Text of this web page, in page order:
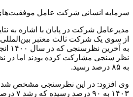
سرمایه انسانی شرکت عامل
مدیرعامل شرکت در پایان با اشاره به
از سوی یک شرکت ثالث معتبر
نظر سنجی مشارکت کرده بودند اما در
به ۸۵ درصد رسید.
وی افزود: در این نظرسنجی مشخص شد